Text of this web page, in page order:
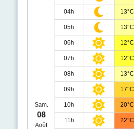
Sam.
08
Août
04h 13°C
05h 13°C
06h 12°C
07h 12°C
08h 13°C
09h 17°C
10h 20°C
11h 22°C